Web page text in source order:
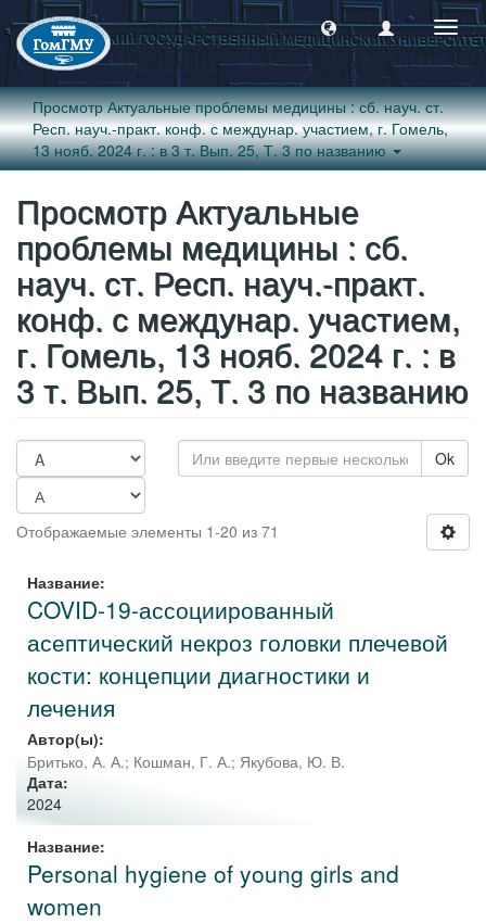
Просмотр Актуальные проблемы медицины : сб. науч. ст.
Респ. науч.-практ. конф. с междунар. участием, г. Гомель,
13 нояб. 2024 г. : в 3 т. Вып. 25, Т. 3 по названию
Просмотр Актуальные
проблемы медицины : сб.
науч. ст. Респ. науч.-практ.
конф. с междунар. участием,
г. Гомель, 13 нояб. 2024 г. : в
3 т. Вып. 25, Т. 3 по названию
Ok
Отображаемые элементы 1-20 из 71
Название:
COVID-19-ассоциированный
асептический некроз головки плечевой
кости: концепции диагностики и
лечения
Автор(ы):
Бритько, А. А.; Кошман, Г. А.; Якубова, Ю. В.
Дата:
2024
Название:
Personal hygiene of young girls and
women